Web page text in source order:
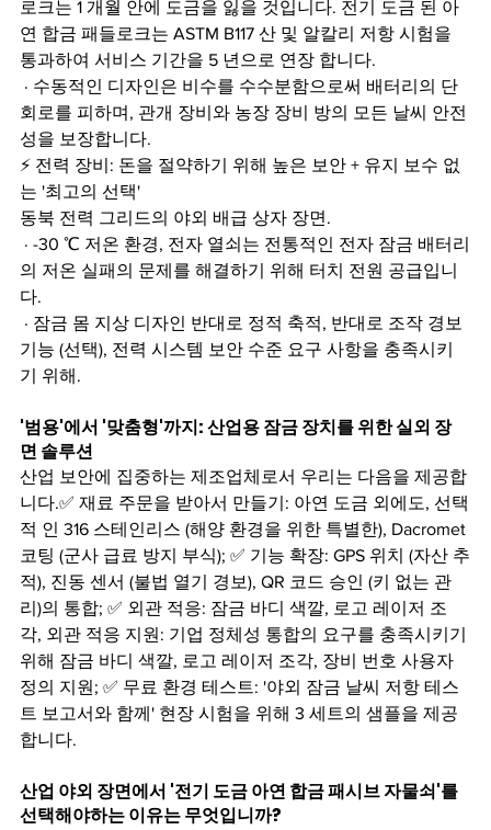
로크는 1 개월 안에 도금을 잃을 것입니다. 전기 도금 된 아
연 합금 패들로크는 ASTM B117 산 및 알칼리 저항 시험을
통과하여 서비스 기간을 5 년으로 연장 합니다.
회로를 피하며, 관개 장비와 농장 장비 방의 모든 날씨 안전
성을 보장합니다.
⚡️ 전력 장비: 돈을 절약하기 위해 높은 보안 + 유지 보수 없
는 '최고의 선택'
동북 전력 그리드의 야외 배급 상자 장면.
의 저온 실패의 문제를 해결하기 위해 터치 전원 공급입니
다.
기능 (선택), 전력 시스템 보안 수준 요구 사항을 충족시키
기 위해.
'범용'에서 '맞춤형'까지: 산업용 잠금 장치를 위한 실외 장
면 솔루션
산업 보안에 집중하는 제조업체로서 우리는 다음을 제공합
니다.✅ 재료 주문을 받아서 만들기: 아연 도금 외에도, 선택
적 인 316 스테인리스 (해양 환경을 위한 특별한), Dacromet
코팅 (군사 급료 방지 부식); ✅ 기능 확장: GPS 위치 (자산 추
적), 진동 센서 (불법 열기 경보), QR 코드 승인 (키 없는 관
리)의 통합; ✅ 외관 적응: 잠금 바디 색깔, 로고 레이저 조
각, 외관 적응 지원: 기업 정체성 통합의 요구를 충족시키기
위해 잠금 바디 색깔, 로고 레이저 조각, 장비 번호 사용자
정의 지원; ✅ 무료 환경 테스트: '야외 잠금 날씨 저항 테스
트 보고서와 함께' 현장 시험을 위해 3 세트의 샘플을 제공
합니다.
산업 야외 장면에서 '전기 도금 아연 합금 패시브 자물쇠'를
선택해야하는 이유는 무엇입니까?